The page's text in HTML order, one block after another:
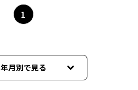
1
年月別で見る